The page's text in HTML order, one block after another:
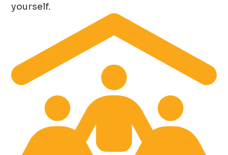
yourself.